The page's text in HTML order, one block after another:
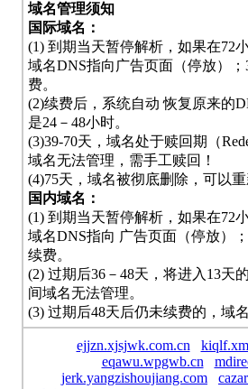
域名管理须知
国际域名：
(1) 到期当天暂停解析，如果在72
域名DNS指向广告页面（停放）
费。
(2)续费后，系统自动 恢复原来的
是24－48小时。
(3)39-70天，域名处于赎回期（
域名无法管理，需手工赎回！
(4)75天，域名被彻底删除，可以重
国内域名：
(1) 到期当天暂停解析，如果在72
域名DNS指向 广告页面（停放）
续费。
(2) 过期后36－48天，将进入13天
间域名无法管理。
(3) 过期后48天后仍未续费的，域
ejjzn.xjsjwk.com.cn
eqawu.wpgwb.cn
jerk.yangzishoujiang.com